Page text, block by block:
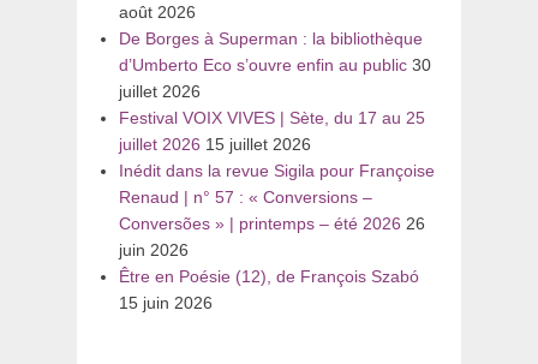
août 2026
De Borges à Superman : la bibliothèque
d’Umberto Eco s’ouvre enfin au public 30
juillet 2026
Festival VOIX VIVES | Sète, du 17 au 25
juillet 2026 15 juillet 2026
Inédit dans la revue Sigila pour Françoise
Renaud | n° 57 : « Conversions –
Conversões » | printemps – été 2026 26
juin 2026
Être en Poésie (12), de François Szabó
15 juin 2026